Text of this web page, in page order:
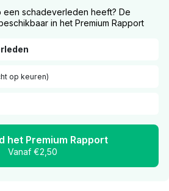
schadeverleden heeft? De
in het Premium Rapport
op keuren)
het Premium Rapport
Vanaf €2,50